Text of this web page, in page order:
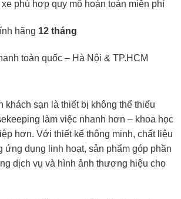
phù hợp quy mô hoàn toàn miễn phí
hãng 12 tháng
toàn quốc – Hà Nội & TP.HCM
khách sạn là thiết bị không thể thiếu
làm việc nhanh hơn – khoa học
hơn. Với thiết kế thông minh, chất liệu
ứng dụng linh hoạt, sản phẩm góp phần
dịch vụ và hình ảnh thương hiệu cho